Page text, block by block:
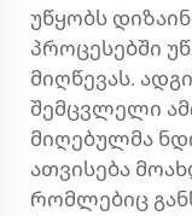
უწყობს
პროცესებში
მიღწევას.
შემცვლელი
მიღებულმა
ათვისება
რომლებიც